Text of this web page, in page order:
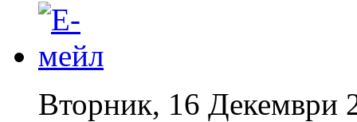
Вторник, 16 Декември